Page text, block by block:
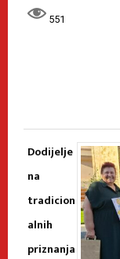
551
Dodijelje
na
tradicion
alnih
priznanja